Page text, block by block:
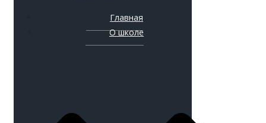
Главная
О школе